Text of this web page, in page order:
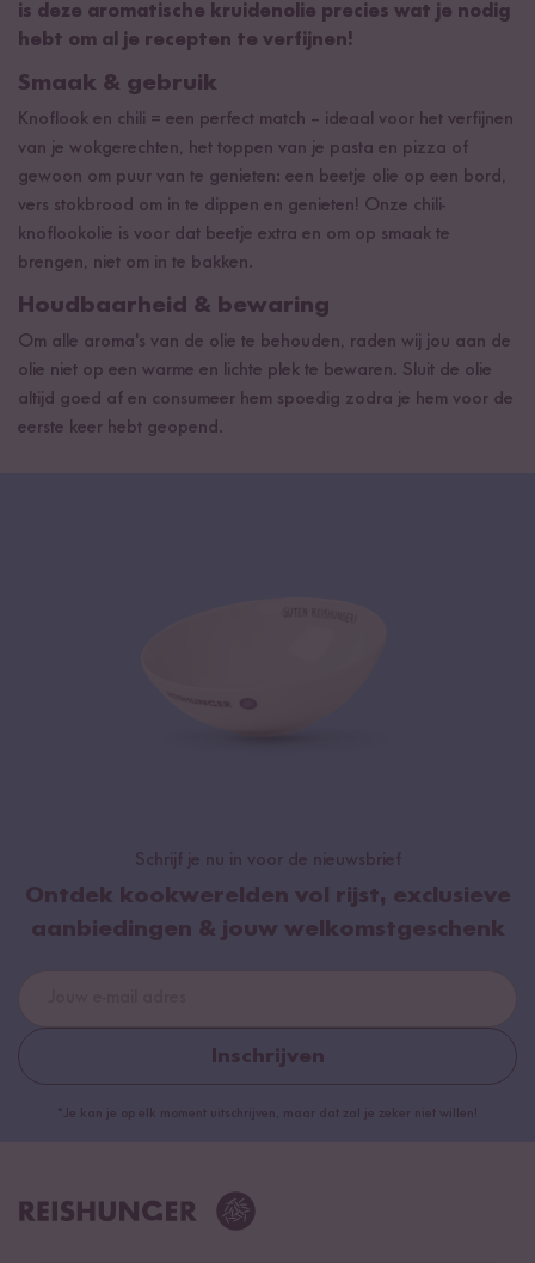
is deze aromatische kruidenolie precies wat je nodig
hebt om al je recepten te verfijnen!
Smaak & gebruik
Knoflook en chili = een perfect match – ideaal voor het verfijnen
van je wokgerechten, het toppen van je pasta en pizza of
gewoon om puur van te genieten: een beetje olie op een bord,
vers stokbrood om in te dippen en genieten! Onze chili-
knoflookolie is voor dat beetje extra en om op smaak te
brengen, niet om in te bakken.
Houdbaarheid & bewaring
Om alle aroma's van de olie te behouden, raden wij jou aan de
olie niet op een warme en lichte plek te bewaren. Sluit de olie
altijd goed af en consumeer hem spoedig zodra je hem voor de
eerste keer hebt geopend.
Schrijf je nu in voor de nieuwsbrief
Ontdek kookwerelden vol rijst, exclusieve
aanbiedingen & jouw welkomstgeschenk
Inschrijven
*Je kan je op elk moment uitschrijven, maar dat zal je zeker niet willen!